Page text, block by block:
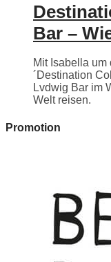
Bar –
Mit Isabella
´Destination
Lvdwig Bar im
Welt reisen.
Promotion